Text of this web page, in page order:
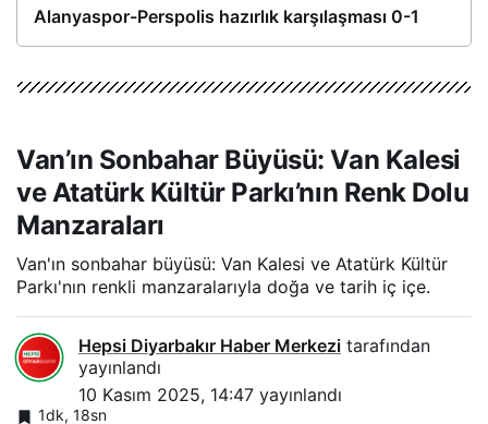
Alanyaspor-Perspolis hazırlık karşılaşması 0-1
Van’ın Sonbahar Büyüsü: Van Kalesi
ve Atatürk Kültür Parkı’nın Renk Dolu
Manzaraları
Van'ın sonbahar büyüsü: Van Kalesi ve Atatürk Kültür
Parkı'nın renkli manzaralarıyla doğa ve tarih iç içe.
Hepsi Diyarbakır Haber Merkezi tarafından
yayınlandı
10 Kasım 2025, 14:47 yayınlandı
1dk, 18sn